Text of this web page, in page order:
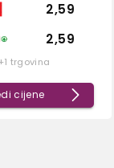
2,59
2,59
trgovina
cijene